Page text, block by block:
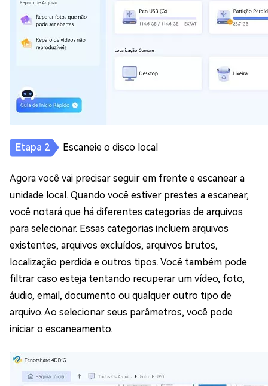
Escaneie o disco local
Agora você vai precisar seguir em frente e escanear a
unidade local. Quando você estiver prestes a escanear,
você notará que há diferentes categorias de arquivos
para selecionar. Essas categorias incluem arquivos
existentes, arquivos excluídos, arquivos brutos,
localização perdida e outros tipos. Você também pode
filtrar caso esteja tentando recuperar um vídeo, foto,
áudio, email, documento ou qualquer outro tipo de
arquivo. Ao selecionar seus parâmetros, você pode
iniciar o escaneamento.